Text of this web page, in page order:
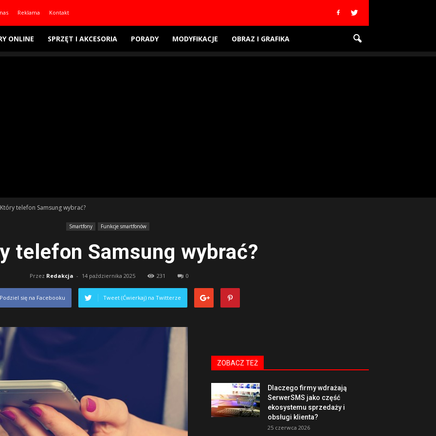
Reklama Kontakt
ONLINE SPRZĘT I AKCESORIA PORADY MODYFIKACJE OBRAZ I GRAFIKA
Który telefon Samsung wybrać?
Smartfony Funkcje smartfonów
telefon Samsung wybrać?
Przez Redakcja - 14 października 2025 231 0
się na Facebooku Tweet (Ćwierkaj) na Twitterze
ZOBACZ TEŻ
Dlaczego firmy wdrażają
SerwerSMS jako część
ekosystemu sprzedaży i
obsługi klienta?
25 czerwca 2026